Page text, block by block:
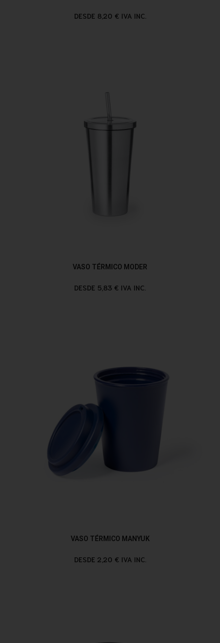
DESDE 8,20 € IVA INC.
VASO TÉRMICO MODER
DESDE 5,83 € IVA INC.
VASO TÉRMICO MANYUK
DESDE 2,20 € IVA INC.